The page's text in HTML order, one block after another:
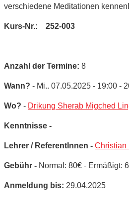
verschiedene Meditationen
Kurs-Nr.: 252-003
Anzahl der Termine: 8
Wann? - Mi.. 07.05.2025 - 19:00 -
Wo? - Drikung Sherab Migched
Kenntnisse -
Lehrer / ReferentInnen - Christian
Gebühr - Normal: 80€ - Ermäßigt:
Anmeldung bis: 29.04.2025